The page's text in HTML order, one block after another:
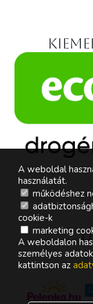
A weboldal
használatát.
működéshez
cookie-k
marketing
A weboldalon
személyes
kattintson az